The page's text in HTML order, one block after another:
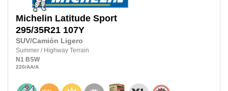
Michelin Latitude Sport
295/35R21 107Y
SUV/Camión Ligero
Summer / Highway Terrain
N1 BSW
220/AA/A